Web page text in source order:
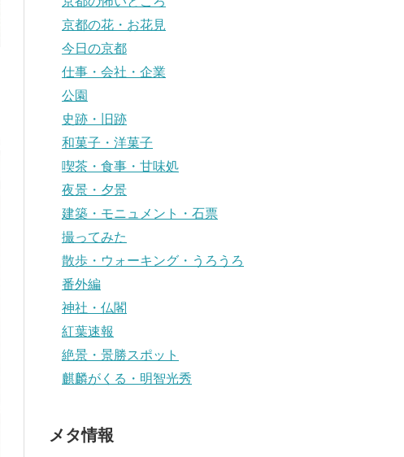
京都の花・お花見
今日の京都
仕事・会社・企業
公園
史跡・旧跡
和菓子・洋菓子
喫茶・食事・甘味処
夜景・夕景
建築・モニュメント・石票
撮ってみた
散歩・ウォーキング・うろうろ
番外編
神社・仏閣
紅葉速報
絶景・景勝スポット
麒麟がくる・明智光秀
メタ情報